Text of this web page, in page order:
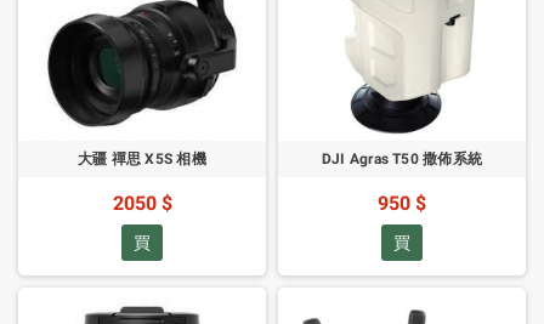
大疆 禪思 X5S 相機
2050 $
買
DJI Agras T50 撒佈系統
950 $
買